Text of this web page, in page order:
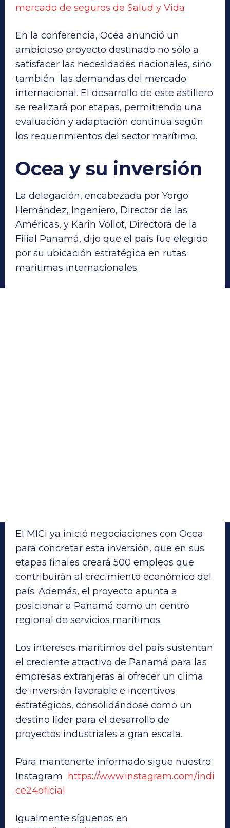
mercado de seguros de Salud y Vida
En la conferencia, Ocea anunció un
ambicioso proyecto destinado no sólo a
satisfacer las necesidades nacionales, sino
también las demandas del mercado
internacional. El desarrollo de este astillero
se realizará por etapas, permitiendo una
evaluación y adaptación continua según
los requerimientos del sector marítimo.
Ocea y su inversión
La delegación, encabezada por Yorgo
Hernández, Ingeniero, Director de las
Américas, y Karin Vollot, Directora de la
Filial Panamá, dijo que el país fue elegido
por su ubicación estratégica en rutas
marítimas internacionales.
El MICI ya inició negociaciones con Ocea
para concretar esta inversión, que en sus
etapas finales creará 500 empleos que
contribuirán al crecimiento económico del
país. Además, el proyecto apunta a
posicionar a Panamá como un centro
regional de servicios marítimos.
Los intereses marítimos del país sustentan
el creciente atractivo de Panamá para las
empresas extranjeras al ofrecer un clima
de inversión favorable e incentivos
estratégicos, consolidándose como un
destino líder para el desarrollo de
proyectos industriales a gran escala.
Para mantenerte informado sigue nuestro
Instagram
https://www.instagram.com/indi
ce24oficial
Igualmente síguenos en